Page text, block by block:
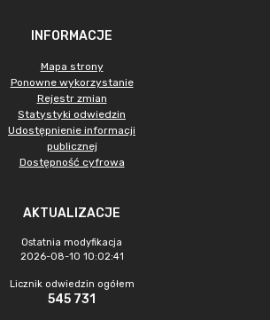
INFORMACJE
Mapa strony
Ponowne wykorzystanie
Rejestr zmian
Statystyki odwiedzin
Udostępnienie informacji
publicznej
Dostępność cyfrowa
AKTUALIZACJE
Ostatnia modyfikacja
2026-08-10 10:02:41
Licznik odwiedzin ogółem
545 731